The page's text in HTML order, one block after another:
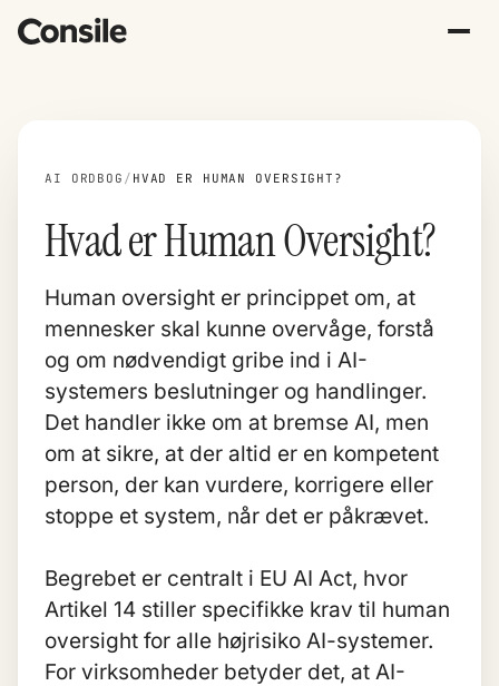
AI ORDBOG / HVAD ER HUMAN OVERSIGHT?
Hvad er Human Oversight?
Human oversight er princippet om, at
mennesker skal kunne overvåge, forstå
og om nødvendigt gribe ind i AI-
systemers beslutninger og handlinger.
Det handler ikke om at bremse AI, men
om at sikre, at der altid er en kompetent
person, der kan vurdere, korrigere eller
stoppe et system, når det er påkrævet.
Begrebet er centralt i EU AI Act, hvor
Artikel 14 stiller specifikke krav til human
oversight for alle højrisiko AI-systemer.
For virksomheder betyder det, at AI-